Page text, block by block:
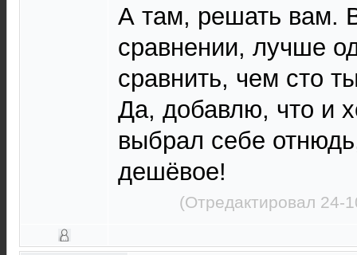
А там, решать вам.
сравнении, лучше
сравнить, чем сто
Да, добавлю, что и
выбрал себе
дешёвое!
(Отредактировал 24-